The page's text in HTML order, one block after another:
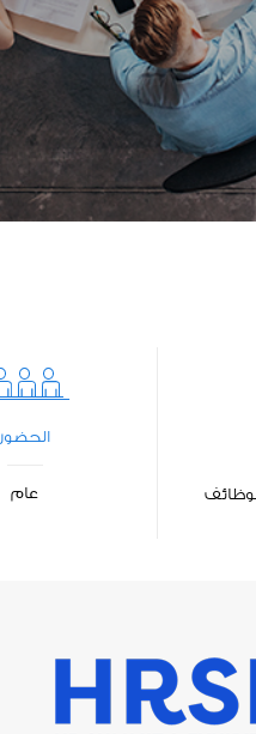
الحضور
عام